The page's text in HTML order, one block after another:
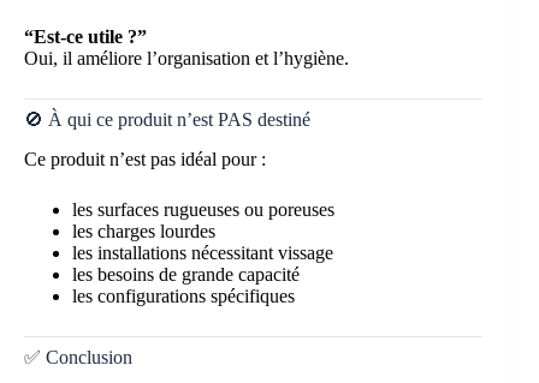
“Est-ce utile ?”
Oui, il améliore l’organisation et l’hygiène.
🚫 À qui ce produit n’est PAS destiné
Ce produit n’est pas idéal pour :
les surfaces rugueuses ou poreuses
les charges lourdes
les installations nécessitant vissage
les besoins de grande capacité
les configurations spécifiques
✅ Conclusion